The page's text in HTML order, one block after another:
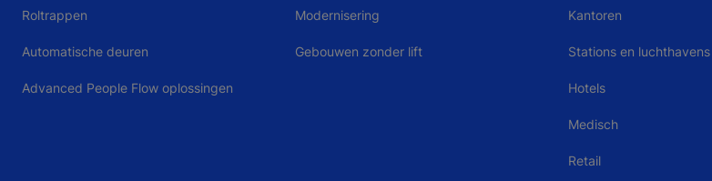
Roltrappen
Automatische deuren
Advanced People Flow oplossingen
Modernisering
Gebouwen zonder lift
Kantoren
Stations en luchthavens
Hotels
Medisch
Retail